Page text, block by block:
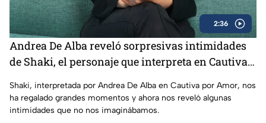
2:36
Andrea De Alba reveló sorpresivas intimidades
de Shaki, el personaje que interpreta en Cautiva
Shaki, interpretada por Andrea De Alba en Cautiva por Amor, nos
ha regalado grandes momentos y ahora nos reveló algunas
intimidades que no nos imaginábamos.